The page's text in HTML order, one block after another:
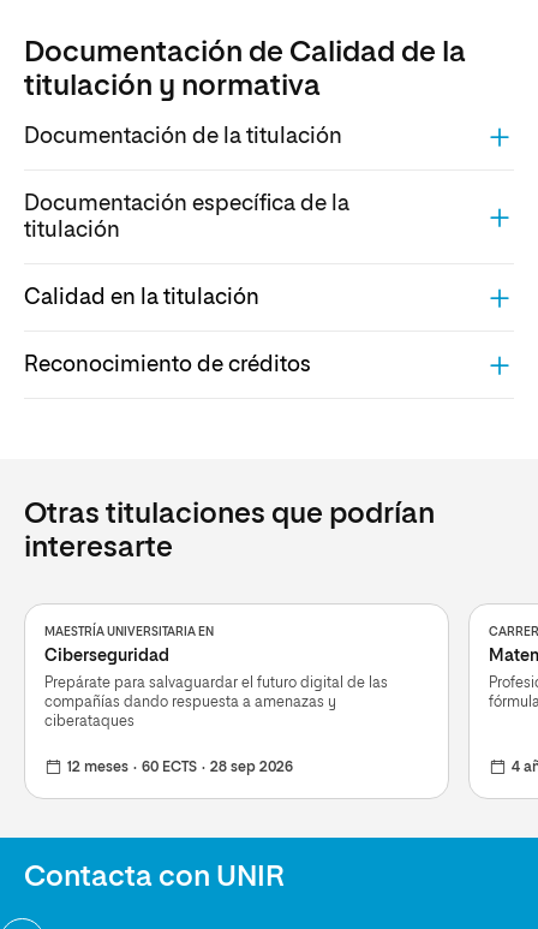
Documentación de Calidad de la
titulación y normativa
Documentación de la titulación
Documentación específica de la
titulación
Calidad en la titulación
Reconocimiento de créditos
Otras titulaciones que podrían
interesarte
MAESTRÍA UNIVERSITARIA EN
Ciberseguridad
Prepárate para salvaguardar el futuro digital de las
compañías dando respuesta a amenazas y
ciberataques
12 meses 60 ECTS 28 sep 2026 4
Contacta con UNIR